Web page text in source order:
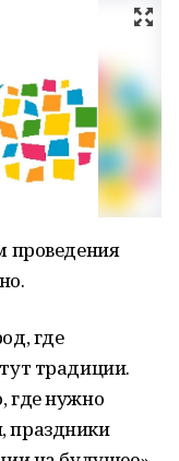
проведения
где
традиции.
где нужно
праздники